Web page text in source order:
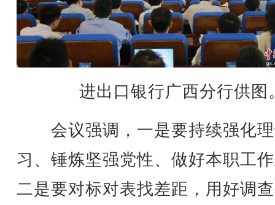
进出口银行广西分行供图
会议强调，一是要持续强化
习、锤炼坚强党性、做好本职工
二是要对标对表找差距，用好调